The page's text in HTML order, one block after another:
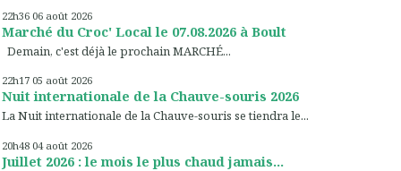
22h36 06 août 2026
Marché du Croc' Local le 07.08.2026 à Boult
Demain, c'est déjà le prochain MARCHÉ...
22h17 05 août 2026
Nuit internationale de la Chauve-souris 2026
La Nuit internationale de la Chauve-souris se tiendra le...
20h48 04 août 2026
Juillet 2026 : le mois le plus chaud jamais...